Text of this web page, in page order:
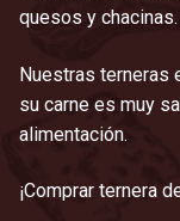
quesos y chacinas.
Nuestras terneras
su carne es muy
alimentación.
¡Comprar ternera